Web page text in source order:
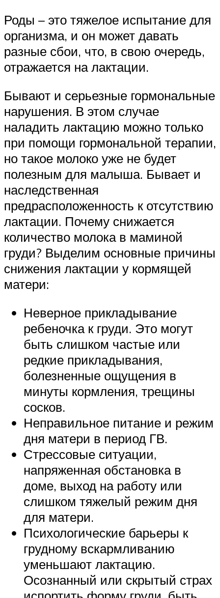
Роды – это тяжелое испытание для
организма, и он может давать
разные сбои, что, в свою очередь,
отражается на лактации.
Бывают и серьезные гормональные
нарушения. В этом случае
наладить лактацию можно только
при помощи гормональной терапии,
но такое молоко уже не будет
полезным для малыша. Бывает и
наследственная
предрасположенность к отсутствию
лактации. Почему снижается
количество молока в маминой
груди? Выделим основные причины
снижения лактации у кормящей
матери:
Неверное прикладывание
ребеночка к груди. Это могут
быть слишком частые или
редкие прикладывания,
болезненные ощущения в
минуты кормления, трещины
сосков.
Неправильное питание и режим
дня матери в период ГВ.
Стрессовые ситуации,
напряженная обстановка в
доме, выход на работу или
слишком тяжелый режим дня
для матери.
Психологические барьеры к
грудному вскармливанию
уменьшают лактацию.
Осознанный или скрытый страх